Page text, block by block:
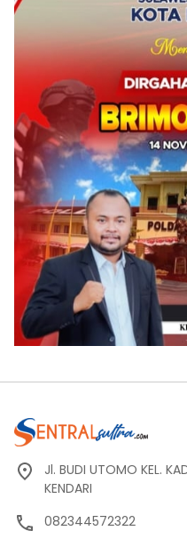
Jl. BUDI UTOMO KEL.
KENDARI
082344572322